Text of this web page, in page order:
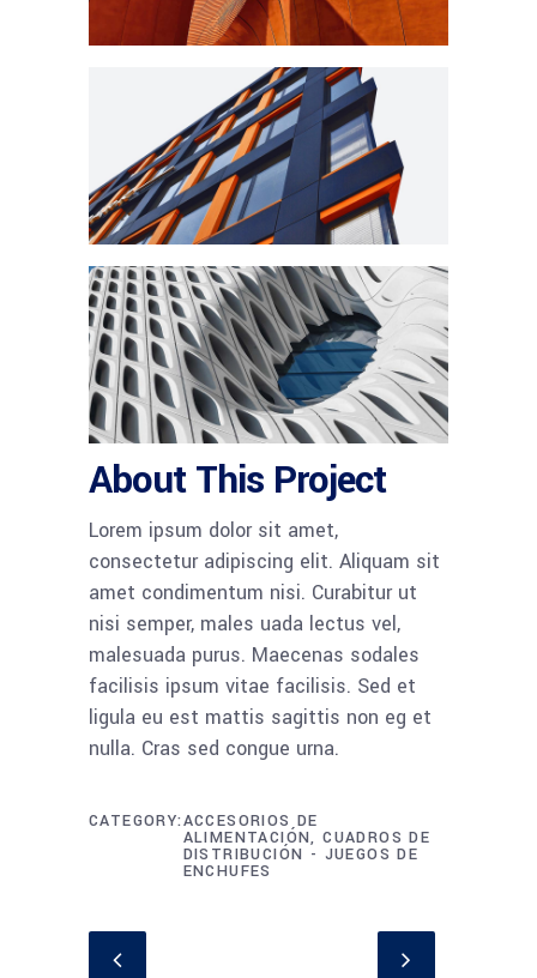
About This Project
Lorem ipsum dolor sit amet,
consectetur adipiscing elit. Aliquam sit
amet condimentum nisi. Curabitur ut
nisi semper, males uada lectus vel,
malesuada purus. Maecenas sodales
facilisis ipsum vitae facilisis. Sed et
ligula eu est mattis sagittis non eg et
nulla. Cras sed congue urna.
CATEGORY ACCESORIOS DE
ALIMENTACIÓN, CUADROS DE
DISTRIBUCIÓN - JUEGOS DE
ENCHUFES